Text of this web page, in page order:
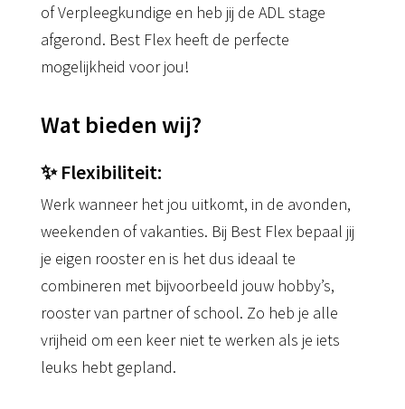
of Verpleegkundige en heb jij de ADL stage
afgerond. Best Flex heeft de perfecte
mogelijkheid voor jou!
Wat bieden wij?
✨ Flexibiliteit:
Werk wanneer het jou uitkomt, in de avonden,
weekenden of vakanties. Bij Best Flex bepaal jij
je eigen rooster en is het dus ideaal te
combineren met bijvoorbeeld jouw hobby’s,
rooster van partner of school. Zo heb je alle
vrijheid om een keer niet te werken als je iets
leuks hebt gepland.